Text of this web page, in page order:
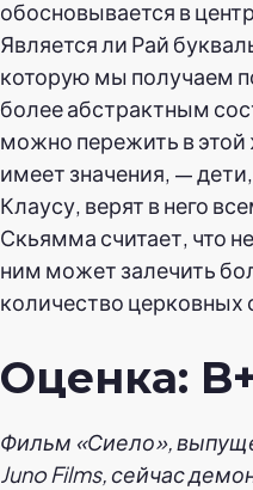
обосновывается в
Является ли Рай
которую мы получаем
более абстрактным
можно пережить в этой
имеет значения, —
Клаусу, верят в него
Скьямма считает, что
ним может залечить
количество церковных
Оценка:
Фильм «Сиело»,
Juno Films, сейчас